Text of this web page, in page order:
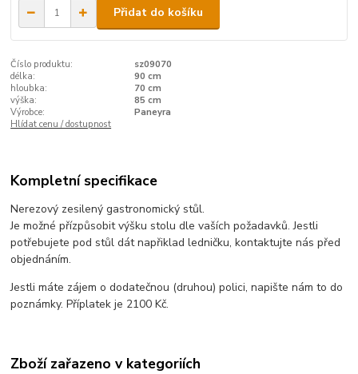
Přidat do košíku
Číslo produktu:
sz09070
délka:
90 cm
hloubka:
70 cm
výška:
85 cm
Výrobce:
Paneyra
Hlídat cenu / dostupnost
Kompletní specifikace
Nerezový zesilený gastronomický stůl.
Je možné přízpůsobit výšku stolu dle vaších požadavků. Jestli
potřebujete pod stůl dát napřiklad ledničku, kontaktujte nás před
objednáním.
Jestli máte zájem o dodatečnou (druhou) polici, napište nám to do
poznámky. Příplatek je 2100 Kč.
Zboží zařazeno v kategoriích